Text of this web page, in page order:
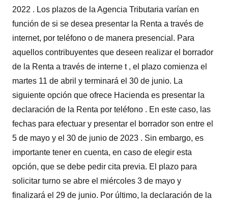
2022 . Los plazos de la Agencia Tributaria varían en
función de si se desea presentar la Renta a través de
internet, por teléfono o de manera presencial. Para
aquellos contribuyentes que deseen realizar el borrador
de la Renta a través de interne t , el plazo comienza el
martes 11 de abril y terminará el 30 de junio. La
siguiente opción que ofrece Hacienda es presentar la
declaración de la Renta por teléfono . En este caso, las
fechas para efectuar y presentar el borrador son entre el
5 de mayo y el 30 de junio de 2023 . Sin embargo, es
importante tener en cuenta, en caso de elegir esta
opción, que se debe pedir cita previa. El plazo para
solicitar turno se abre el miércoles 3 de mayo y
finalizará el 29 de junio. Por último, la declaración de la